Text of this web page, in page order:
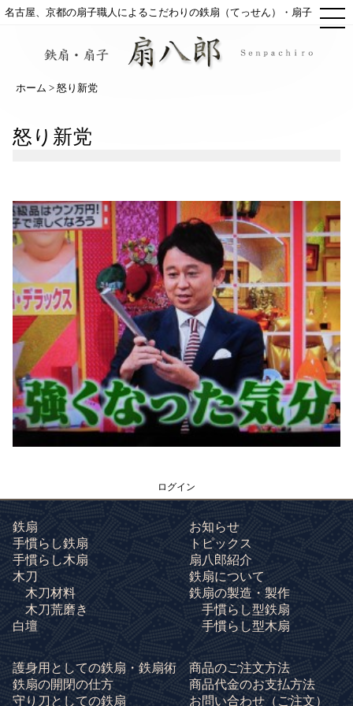
名古屋、京都の扇子職人によるこだわりの鉄扇（てっせん）・扇子
ホーム > 怒り新党
怒り新党
ログイン
鉄扇
手慣らし鉄扇
手慣らし木扇
木刀
木刀材料
木刀荒磨き
白壇
お知らせ
トピックス
扇八郎紹介
鉄扇について
鉄扇の製造・製作
手慣らし型鉄扇
手慣らし型木扇
護身用としての鉄扇・鉄扇術
鉄扇の開閉の仕方
守り刀としての鉄扇
商品のご注文方法
商品代金のお支払方法
お問い合わせ （ご注文）